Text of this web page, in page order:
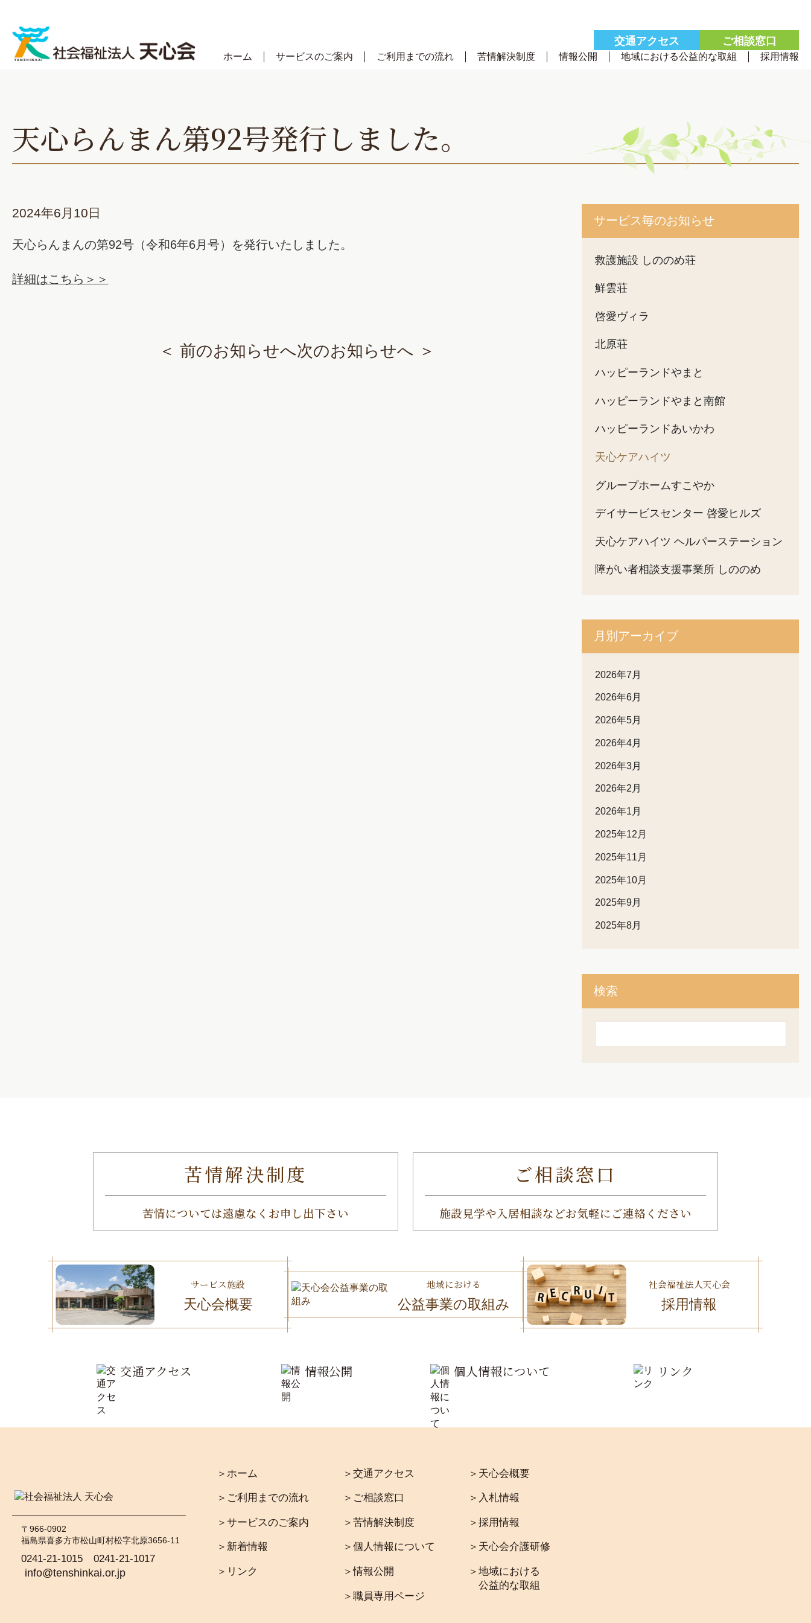
content
ホーム サービスのご案内 ご利用までの流れ 苦情解決制度 情報公開 地域における公益的な取組 採用情報
交通アクセス ご相談窓口
天心らんまん第92号発行しました。
2024年6月10日
天心らんまんの第92号（令和6年6月号）を発行いたしました。
詳細はこちら＞＞
＜ 前のお知らせへ次のお知らせへ ＞
サービス毎のお知らせ
救護施設 しののめ荘
鮮雲荘
啓愛ヴィラ
北原荘
ハッピーランドやまと
ハッピーランドやまと南館
ハッピーランドあいかわ
天心ケアハイツ
グループホームすこやか
デイサービスセンター 啓愛ヒルズ
天心ケアハイツ ヘルパーステーション
障がい者相談支援事業所 しののめ
月別アーカイブ
2026年7月
2026年6月
2026年5月
2026年4月
2026年3月
2026年2月
2026年1月
2025年12月
2025年11月
2025年10月
2025年9月
2025年8月
検索
苦情解決制度
苦情については遠慮なくお申し出下さい
ご相談窓口
施設見学や入居相談などお気軽にご連絡ください
サービス施設
天心会概要
地域における
公益事業の取組み
社会福祉法人天心会
採用情報
交通アクセス 情報公開 個人情報について リンク
〒966-0902
福島県喜多方市松山町村松字北原3656-11
0241-21-1015 0241-21-1017
info@tenshinkai.or.jp
＞ホーム
＞ご利用までの流れ
＞サービスのご案内
＞新着情報
＞リンク
＞交通アクセス
＞ご相談窓口
＞苦情解決制度
＞個人情報について
＞情報公開
＞職員専用ページ
＞天心会概要
＞入札情報
＞採用情報
＞天心会介護研修
＞地域における
公益的な取組